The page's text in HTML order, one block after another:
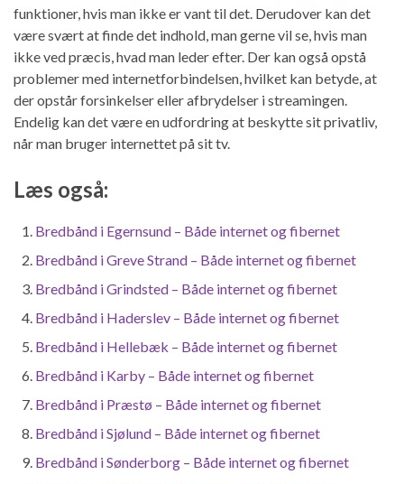
funktioner, hvis man ikke er vant til det. Derudover kan det
være svært at finde det indhold, man gerne vil se, hvis man
ikke ved præcis, hvad man leder efter. Der kan også opstå
problemer med internetforbindelsen, hvilket kan betyde, at
der opstår forsinkelser eller afbrydelser i streamingen.
Endelig kan det være en udfordring at beskytte sit privatliv,
når man bruger internettet på sit tv.
Læs også:
Bredbånd i Egernsund – Både internet og fibernet
Bredbånd i Greve Strand – Både internet og fibernet
Bredbånd i Grindsted – Både internet og fibernet
Bredbånd i Haderslev – Både internet og fibernet
Bredbånd i Hellebæk – Både internet og fibernet
Bredbånd i Karby – Både internet og fibernet
Bredbånd i Præstø – Både internet og fibernet
Bredbånd i Sjølund – Både internet og fibernet
Bredbånd i Sønderborg – Både internet og fibernet